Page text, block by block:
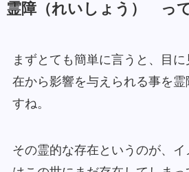
霊障（れいしょう） っ
まずとても簡単に言うと、目
在から影響を与えられる事を霊
すね。
その霊的な存在というのが、